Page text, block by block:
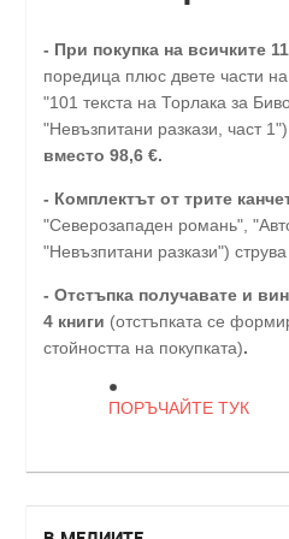
- При покупка на всичките
поредица плюс двете части
"101 текста на Торлака за
"Невъзпитани разкази, част
вместо 98,6 €.
- Комплектът от трите
"Северозападен романь",
"Невъзпитани разкази") струва
- Отстъпка получавате и
4 книги (отстъпката се
стойността на покупката).
ПОРЪЧАЙТЕ ТУК